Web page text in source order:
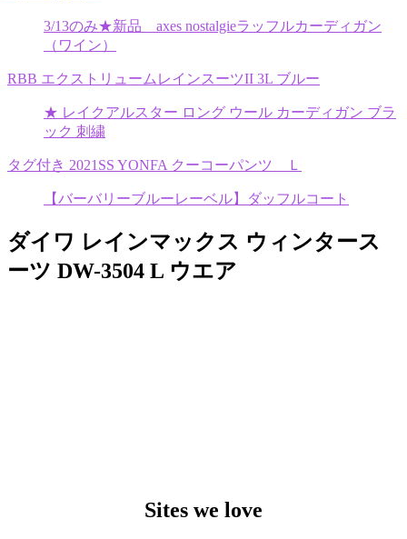
3/13のみ★新品 axes nostalgieラッフルカーディガン
（ワイン）
RBB エクストリュームレインスーツII 3L ブルー
★ レイクアルスター ロング ウール カーディガン ブラ
ック 刺繍
タグ付き 2021SS YONFA クーコーパンツ Ｌ
【バーバリーブルーレーベル】ダッフルコート
ダイワ レインマックス ウィンタース
ーツ DW-3504 L ウエア
Sites we love